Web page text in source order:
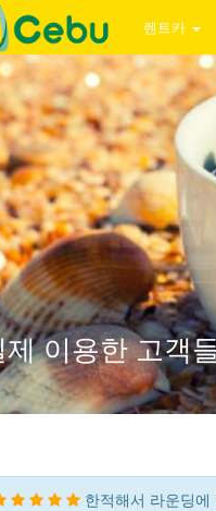
렌트카
제 이용한 고객
한적해서 라운딩